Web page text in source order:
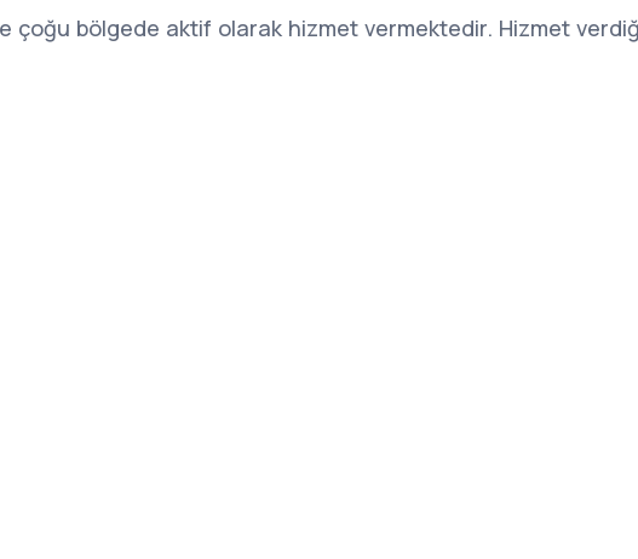
çoğu bölgede aktif olarak hizmet vermektedir. Hizmet